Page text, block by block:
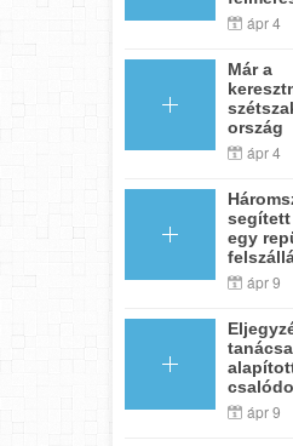
ápr 4
Már a
ország
ápr 4
egy
ápr 9
ápr 9